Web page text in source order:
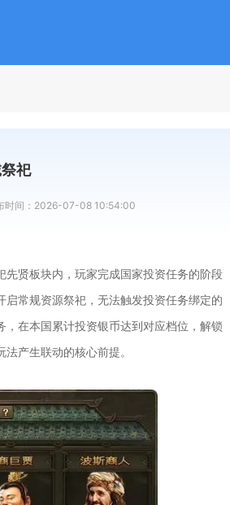
祀
时间： 2026-07-08 10:54:00
贤板块内，玩家完成国家投资任务的阶段
常规资源祭祀，无法触发投资任务绑定的
在本国累计投资银币达到对应档位，解锁
产生联动的核心前提。